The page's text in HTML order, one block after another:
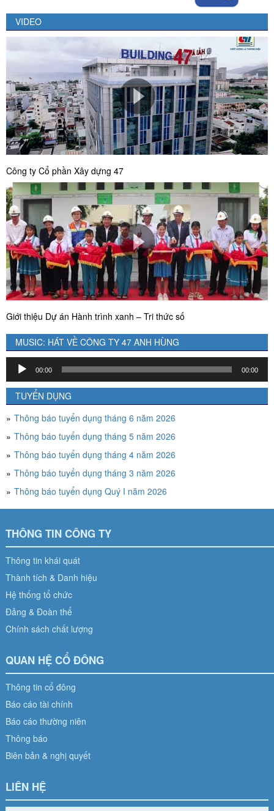
VIDEO
Công ty Cổ phần Xây dựng 47
Giới thiệu Dự án Hành trình xanh – Tri thức số
MUSIC: HÁT VỀ CÔNG TY 47 ANH HÙNG
Trình
chơi
Audio
00:00 00:00
TUYỂN DỤNG
Thông báo tuyển dụng tháng 6 năm 2026
Thông báo tuyển dụng tháng 5 năm 2026
Thông báo tuyển dụng tháng 4 năm 2026
Thông báo tuyển dụng tháng 3 năm 2026
Thông báo tuyển dụng Quý I năm 2026
THÔNG TIN CÔNG TY
Thông tin khái quát
Thành tích & Danh hiệu
Hệ thống tổ chức
Đảng & Đoàn thể
Chính sách chất lượng
QUAN HỆ CỔ ĐÔNG
Thông tin cổ đông
Báo cáo tài chính
Báo cáo thường niên
Thông báo
Biên bản & nghị quyết
LIÊN HỆ